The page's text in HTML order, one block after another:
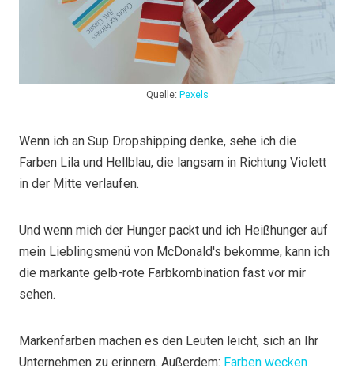
Quelle: Pexels
Wenn ich an Sup Dropshipping denke, sehe ich die
Farben Lila und Hellblau, die langsam in Richtung Violett
in der Mitte verlaufen.
Und wenn mich der Hunger packt und ich Heißhunger auf
mein Lieblingsmenü von McDonald's bekomme, kann ich
die markante gelb-rote Farbkombination fast vor mir
sehen.
Markenfarben machen es den Leuten leicht, sich an Ihr
Unternehmen zu erinnern. Außerdem: Farben wecken